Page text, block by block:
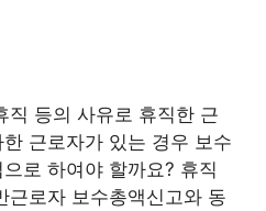
직 등의 사유로 휴직한 근
근로자가 있는 경우 보수
로 하여야 할까요? 휴직
근로자 보수총액신고와 동